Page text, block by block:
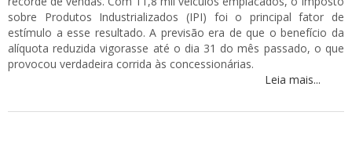
sobre Produtos Industrializados (IPI) foi o principal fator de
estímulo a esse resultado. A previsão era de que o benefício da
alíquota reduzida vigorasse até o dia 31 do mês passado, o que
provocou verdadeira corrida às concessionárias.
Leia mais...